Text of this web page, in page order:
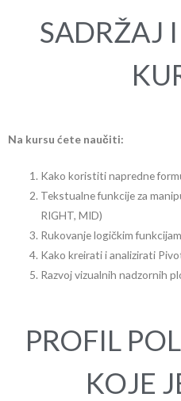
SADRŽAJ
Na kursu ćete naučiti:
Kako koristiti napredne
Tekstualne funkcije za
RIGHT, MID)
Rukovanje logičkim
Kako kreirati i analizirati
Razvoj vizualnih nadzornih
PROFIL
KOJE